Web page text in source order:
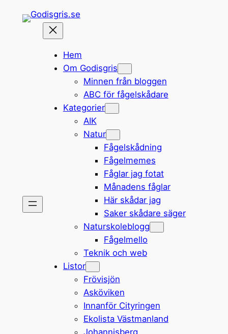
Hem
Om Godisgris
Minnen från bloggen
ABC för fågelskådare
Kategorier
AIK
Natur
Fågelskådning
Fågelmemes
Fåglar jag fotat
Månadens fåglar
Här skådar jag
Saker skådare säger
Naturskoleblogg
Fågelmello
Teknik och web
Listor
Frövisjön
Asköviken
Innanför Cityringen
Ekolista Västmanland
Johannisberg